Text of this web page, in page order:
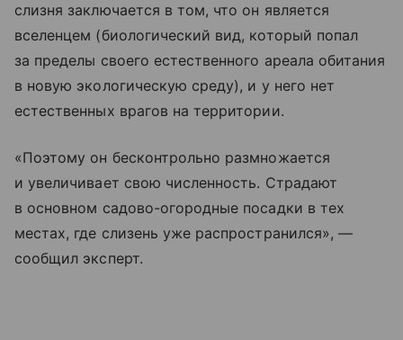
слизня заключается в том, что он является
вселенцем (биологический вид, который попал
за пределы своего естественного ареала обитания
в новую экологическую среду), и у него нет
естественных врагов на территории.
«Поэтому он бесконтрольно размножается
и увеличивает свою численность. Страдают
в основном садово-огородные посадки в тех
местах, где слизень уже распространился», —
сообщил эксперт.